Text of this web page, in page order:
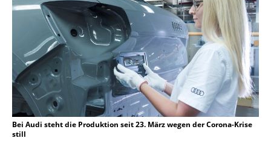
Bei Audi steht die Produktion seit 23. März wegen der Corona-Krise
still